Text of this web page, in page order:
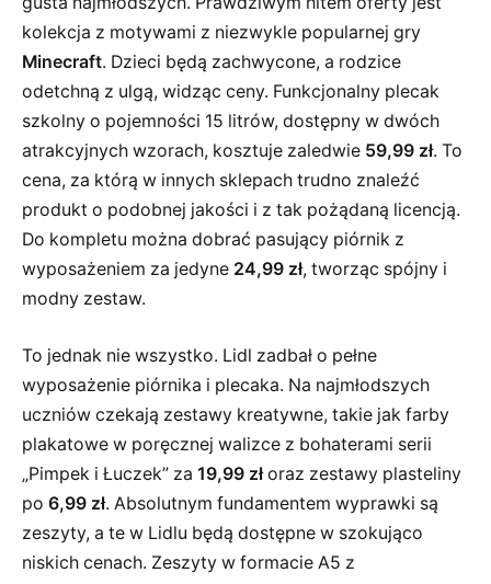
kolekcja z motywami z niezwykle popularnej gry
Minecraft. Dzieci będą zachwycone, a rodzice
odetchną z ulgą, widząc ceny. Funkcjonalny plecak
szkolny o pojemności 15 litrów, dostępny w dwóch
atrakcyjnych wzorach, kosztuje zaledwie 59,99 zł. To
cena, za którą w innych sklepach trudno znaleźć
produkt o podobnej jakości i z tak pożądaną licencją.
Do kompletu można dobrać pasujący piórnik z
wyposażeniem za jedyne 24,99 zł, tworząc spójny i
modny zestaw.
To jednak nie wszystko. Lidl zadbał o pełne
wyposażenie piórnika i plecaka. Na najmłodszych
uczniów czekają zestawy kreatywne, takie jak farby
plakatowe w poręcznej walizce z bohaterami serii
„Pimpek i Łuczek” za 19,99 złoraz zestawy plasteliny
po 6,99 zł. Absolutnym fundamentem wyprawki są
zeszyty, a te w Lidlu będą dostępne w szokująco
niskich cenach. Zeszyty w formacie A5 z